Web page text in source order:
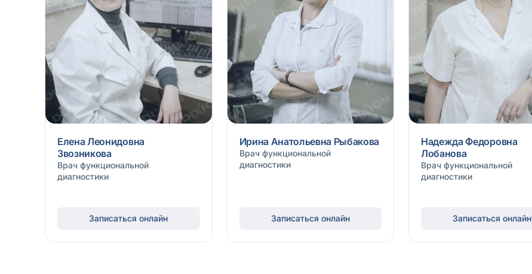
Елена Леонидовна
Звозникова
Врач функциональной
диагностики
Записаться онлайн
Ирина Анатольевна Рыбакова
Врач функциональной
диагностики
Записаться онлайн
Надежда Федоровна
Лобанова
Врач функциональной
диагностики
Записаться онлайн